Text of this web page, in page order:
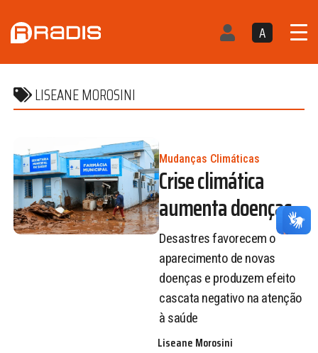
A
LISEANE MOROSINI
Mudanças Climáticas
Crise climática
aumenta doenças
Desastres favorecem o
aparecimento de novas
doenças e produzem efeito
cascata negativo na atenção
à saúde
Liseane Morosini